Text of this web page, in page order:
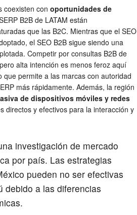
coexisten con oportunidades de
B2B de LATAM están
que las B2C. Mientras que el SEO
el SEO B2B sigue siendo una
Competir por consultas B2B de
alta intención es menos feroz aquí
que permite a las marcas con autoridad
más rápidamente. Además, la región
de dispositivos móviles y redes
directos y efectivos para la interacción y
investigación de mercado
por país. Las estrategias
pueden no ser efectivas
debido a las diferencias